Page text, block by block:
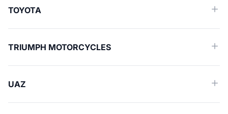
TOYOTA
TRIUMPH MOTORCYCLES
UAZ